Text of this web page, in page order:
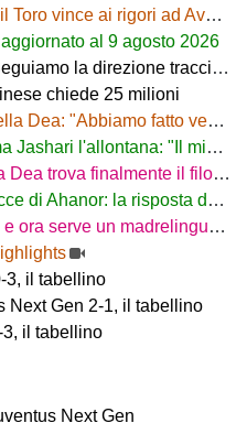
vince ai rigori ad Avellino
al 9 agosto 2026
tracciata dalla Prima Squadra"
chiede 25 milioni
fatto vedere cosa possiamo fare"
"Il mio cuore è sempre stato rossonero"
trova finalmente il filone
Ahanor: la risposta dell'Atalanta
un madrelingua della zona
3, il tabellino
Next Gen 2-1, il tabellino
il tabellino
Next Gen